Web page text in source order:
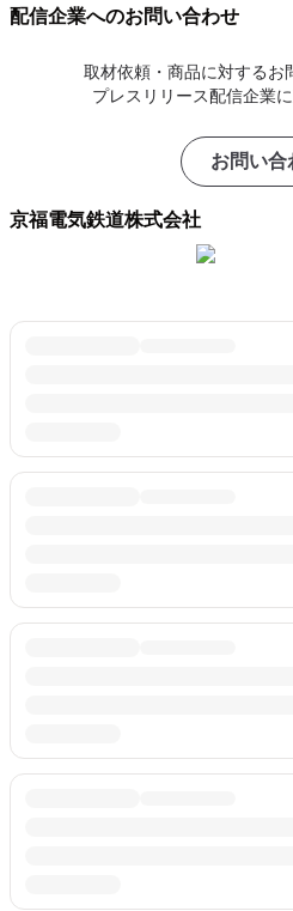
配信企業へのお問い合わせ
取材依頼・商品に対するお
プレスリリース配信企業
お問い合
京福電気鉄道株式会社